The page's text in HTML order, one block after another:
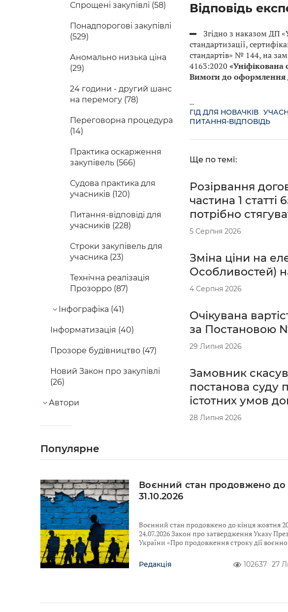
Спрощені закупівлі (58)
Понадпорогові закупівлі
(529)
Аномально низька ціна
(29)
24 години - другий шанс
на перемогу (78)
Переговорна процедура
(14)
Практика оскарження
закупівель (566)
Судова практика для
учасників (120)
Питання-відповіді для
учасників (228)
Строки закупівель для
учасника (23)
Технічна реалізація
Прозорро (87)
Інфографіка (41)
Інформатизація (40)
Прозоре будівництво (47)
Новий Закон про закупівлі
(26)
Автори
Відповідь
Згідно з наказом ДП
стандартизації,
стандартів» № 144, на
4163:2020 «Уніфікована
Вимоги до оформлення
...
ГІД ДЛЯ НОВАЧКІВ
ПИТАННЯ-ВІДПОВІДЬ
Ще по темі:
Розірвання
частина 1 статті
потрібно
5 Серпня 2026
Зміна ціни на
Особливостей)
4 Серпня 2026
Очікувана
за Постановою
29 Липня 2026
Замовник
постанова суду
істотних умов
28 Липня 2026
Популярне
Воєнний стан продовжено до
31.10.2026
Воєнний стан продовжено до кінця жовтня
24.07.2026 Закон про затвердження Указу
України «Про продовження строку дії
Редакція 102637 27